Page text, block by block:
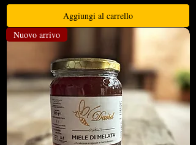
Aggiungi al carrello
Nuovo arrivo